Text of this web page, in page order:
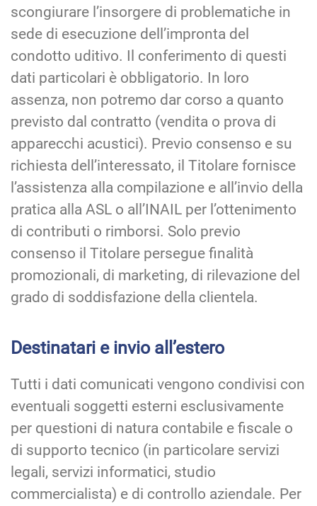
scongiurare l’insorgere di problematiche in
sede di esecuzione dell’impronta del
condotto uditivo. Il conferimento di questi
dati particolari è obbligatorio. In loro
assenza, non potremo dar corso a quanto
previsto dal contratto (vendita o prova di
apparecchi acustici). Previo consenso e su
richiesta dell’interessato, il Titolare fornisce
l’assistenza alla compilazione e all’invio della
pratica alla ASL o all’INAIL per l’ottenimento
di contributi o rimborsi. Solo previo
consenso il Titolare persegue finalità
promozionali, di marketing, di rilevazione del
grado di soddisfazione della clientela.
Destinatari e invio all’estero
Tutti i dati comunicati vengono condivisi con
eventuali soggetti esterni esclusivamente
per questioni di natura contabile e fiscale o
di supporto tecnico (in particolare servizi
legali, servizi informatici, studio
commercialista) e di controllo aziendale. Per